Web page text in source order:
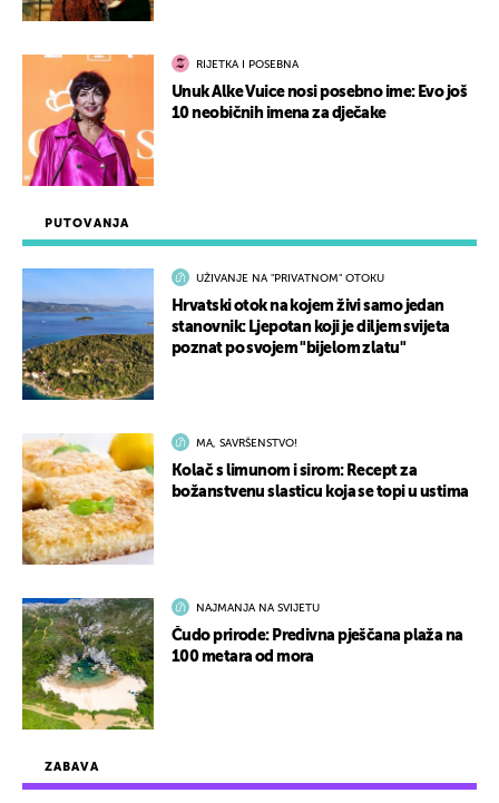
ZABAVA
PUTOVANJA
UŽIVANJE NA "PRIVATNOM" OTOKU
Hrvatski otok na kojem živi samo jedan
stanovnik: Ljepotan koji je diljem svijeta
poznat po svojem "bijelom zlatu"
MA, SAVRŠENSTVO!
Kolač s limunom i sirom: Recept za
božanstvenu slasticu koja se topi u ustima
NAJMANJA NA SVIJETU
Čudo prirode: Predivna pješčana plaža na
100 metara od mora
RIJETKA I POSEBNA
Unuk Alke Vuice nosi posebno ime: Evo još
10 neobičnih imena za dječake